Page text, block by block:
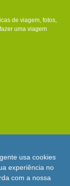
de viagem, fotos,
uma viagem
do Siteusa cookies
experiência no
com a nossa